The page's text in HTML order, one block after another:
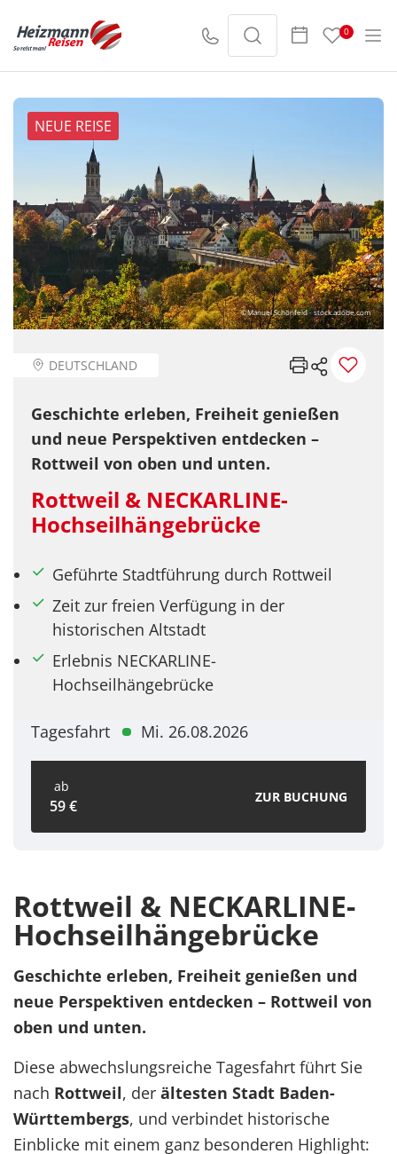
0
NEUE REISE
©Manuel Schönfeld - stock.adobe.com
DEUTSCHLAND
Geschichte erleben, Freiheit genießen
und neue Perspektiven entdecken –
Rottweil von oben und unten.
Rottweil & NECKARLINE-
Hochseilhängebrücke
Geführte Stadtführung durch Rottweil
Zeit zur freien Verfügung in der
historischen Altstadt
Erlebnis NECKARLINE-
Hochseilhängebrücke
Tagesfahrt Mi. 26.08.2026
ab
59 € ZUR BUCHUNG
Rottweil & NECKARLINE-
Hochseilhängebrücke
Geschichte erleben, Freiheit genießen und
neue Perspektiven entdecken – Rottweil von
oben und unten.
Diese abwechslungsreiche Tagesfahrt führt Sie
nach Rottweil, der ältesten Stadt Baden-
Württembergs, und verbindet historische
Einblicke mit einem ganz besonderen Highlight: